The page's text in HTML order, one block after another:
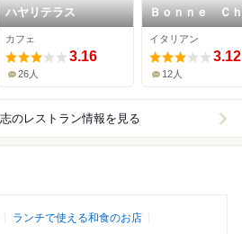
ハヤリテラス
カフェ
3.16
26人
Ｂｏｎｎｅ Ｃ
ｚ ＴＡＫＡ
イタリアン
3.12
12人
のレストラン情報を見る
ランチで使える和食のお店